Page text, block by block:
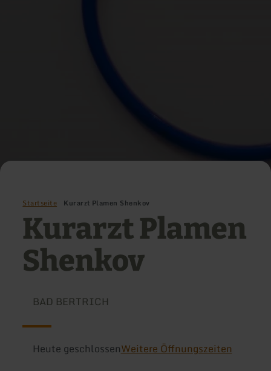
Startseite Kurarzt Plamen Shenkov
Kurarzt Plamen
Shenkov
BAD BERTRICH
Heute geschlossenWeitere Öffnungszeiten